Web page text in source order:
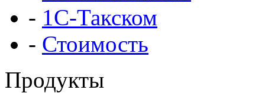
- 1С-Такском
- Стоимость
Продукты